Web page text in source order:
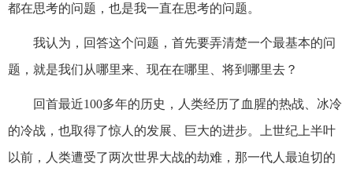
都在思考的问题，也是我一直在思考的问题。
我认为，回答这个问题，首先要弄清楚一个最基本的问
题，就是我们从哪里来、现在在哪里、将到哪里去？
回首最近100多年的历史，人类经历了血腥的热战、冰冷
的冷战，也取得了惊人的发展、巨大的进步。上世纪上半叶
以前，人类遭受了两次世界大战的劫难，那一代人最迫切的